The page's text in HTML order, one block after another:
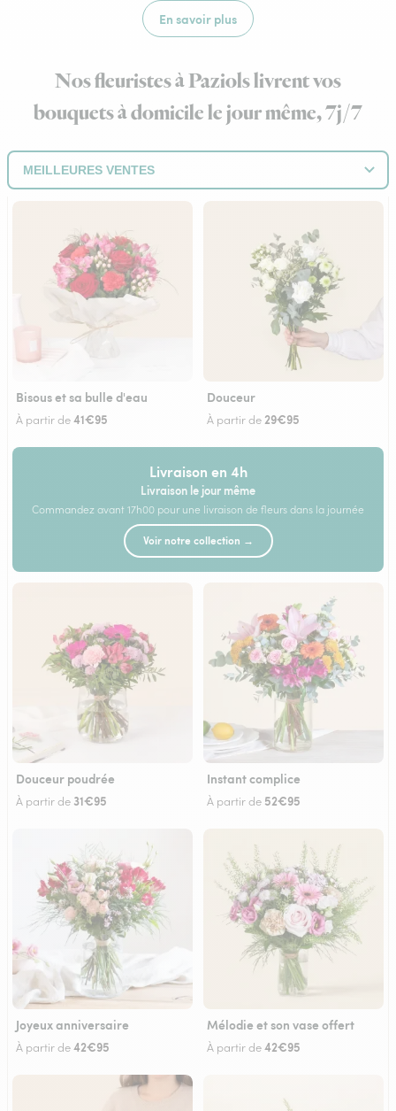
En savoir plus
Nos fleuristes à Paziols livrent vos
bouquets à domicile le jour même, 7j/7
Bisous et sa bulle d'eau
À partir de41€95
Douceur
À partir de 29€95
Livraison en 4h
Livraison le jour même
Commandez avant 17h00 pour une livraison de fleurs dans la journée
Voir notre collection →
Douceur poudrée
À partir de 31€95
Instant complice
À partir de 52€95
Joyeux anniversaire
À partir de42€95
Mélodie et son vase offert
À partir de42€95